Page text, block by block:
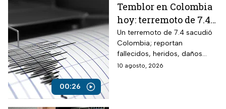
00:26
Temblor en Colombia
hoy: terremoto de 7.4
deja daños y heridos
en varias ciudades
Un terremoto de 7.4 sacudió
Colombia; reportan
fallecidos, heridos, daños
estructurales y el colapso de
10 agosto, 2026